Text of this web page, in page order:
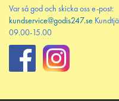
Var så god och skicka oss e-post:
kundservice@godis247.se
09.00-15.00